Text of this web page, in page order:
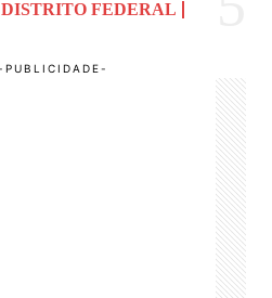
DISTRITO FEDERAL